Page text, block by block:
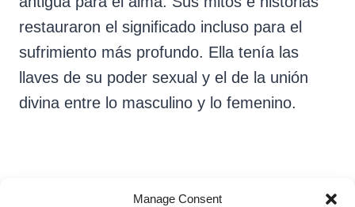
Manage Consent
restauraron el significado incluso para el
sufrimiento más profundo. Ella tenía las
llaves de su poder sexual y el de la unión
divina entre lo masculino y lo femenino.